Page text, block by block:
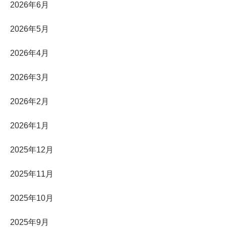
2026年6月
2026年5月
2026年4月
2026年3月
2026年2月
2026年1月
2025年12月
2025年11月
2025年10月
2025年9月